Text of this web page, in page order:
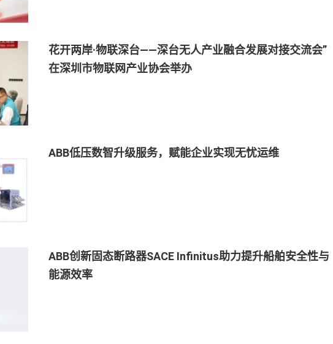
花开两岸·物联深台——深台无人产业融合发展对接交流会”
在深圳市物联网产业协会举办
ABB低压数智升级服务，赋能企业实现无忧运维
ABB创新固态断路器SACE Infinitus助力提升船舶安全性与
能源效率